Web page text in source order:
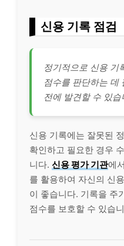
신용 기록 점검
정기적으로 신용 기
점수를 판단하는 데
전에 발견할 수 있습
신용 기록에는 잘못된
확인하고 필요한 경우
니다. 신용평가기관에
를 활용하여 자신의 신
이 좋습니다. 기록을 주
점수를 보호할 수 있습